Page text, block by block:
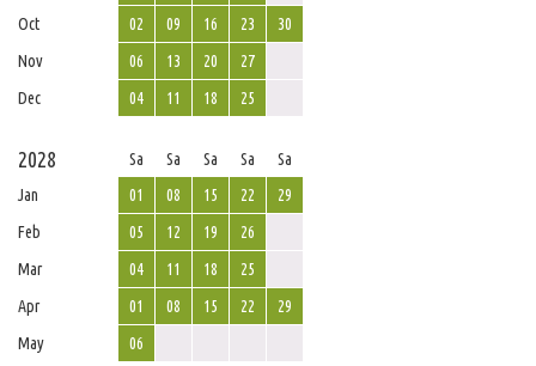
Oct
02 09 16 23
30
Nov
06 13 20
27
Dec
04 11 18 25
2028 Sa Sa Sa Sa
Sa
Jan
01 08 15 22
29
Feb
05 12 19
26
Mar
04 11 18
25
Apr
01 08 15 22
29
May
06